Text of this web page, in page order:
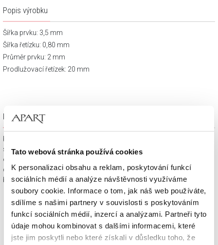
Tato webová stránka používá cookies
K personalizaci obsahu a reklam, poskytování funkcí
sociálních médií a analýze návštěvnosti využíváme
soubory cookie. Informace o tom, jak náš web používáte,
sdílíme s našimi partnery v souvislosti s poskytováním
funkcí sociálních médií, inzercí a analýzami. Partneři tyto
údaje mohou kombinovat s dalšími informacemi, které
jste jim poskytli nebo které získali v důsledku toho, že
Popis výrobku
Šířka prvku: 3,5 mm
Šířka řetízku: 0,80 mm
Průměr prvku: 2 mm
Prodlužovací řetízek: 20 mm
Dárkové balení zdarma
Klenotnické výrobky zakoupené na e-shopu Apart.cz obdržíte
spolu s dárkovou krabičkou a taštičkou – v závislosti na
objednaném sortimentu. Váš nákup se tak stane krásným
dárkem, který můžete bez dalších příprav věnovat svým
blízkým.